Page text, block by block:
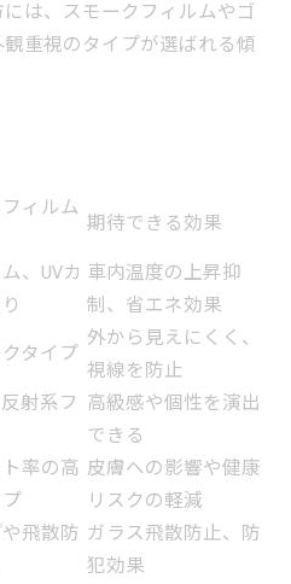
は、スモークフィルムやゴ
重視のタイプが選ばれる傾
ィルム 期待できる効果
、UVカ 車内温度の上昇抑
制、省エネ効果
タイプ 外から見えにくく、
視線を防止
射系フ 高級感や個性を演出
できる
率の高 皮膚への影響や健康
リスクの軽減
飛散防 ガラス飛散防止、防
犯効果